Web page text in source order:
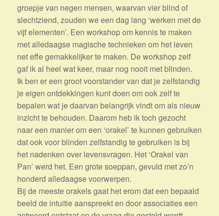
groepje van negen mensen, waarvan vier blind of
slechtziend, zouden we een dag lang ‘werken met de
vijf elementen’. Een workshop om kennis te maken
met alledaagse magische technieken om het leven
net effe gemakkelijker te maken. De workshop zelf
gaf ik al heel wat keer, maar nog nooit met blinden.
Ik ben er een groot voorstander van dat je zelfstandig
je eigen ontdekkingen kunt doen om ook zelf te
bepalen wat je daarvan belangrijk vindt om als nieuw
inzicht te behouden. Daarom heb ik toch gezocht
naar een manier om een ‘orakel’ te kunnen gebruiken
dat ook voor blinden zelfstandig te gebruiken is bij
het nadenken over levensvragen. Het ‘Orakel van
Pan’ werd het. Een grote soeppan, gevuld met zo’n
honderd alledaagse voorwerpen.
Bij de meeste orakels gaat het erom dat een bepaald
beeld de intuitie aanspreekt en door associaties een